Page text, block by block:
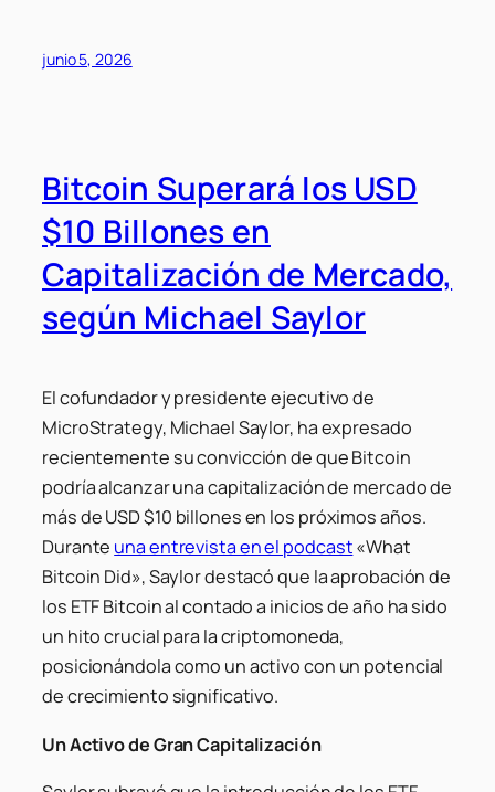
junio 5, 2026
Bitcoin Superará los USD
$10 Billones en
Capitalización de Mercado,
según Michael Saylor
El cofundador y presidente ejecutivo de
MicroStrategy, Michael Saylor, ha expresado
recientemente su convicción de que Bitcoin
podría alcanzar una capitalización de mercado de
más de USD $10 billones en los próximos años.
Durante una entrevista en el podcast«What
Bitcoin Did», Saylor destacó que la aprobación de
los ETF Bitcoin al contado a inicios de año ha sido
un hito crucial para la criptomoneda,
posicionándola como un activo con un potencial
de crecimiento significativo.
Un Activo de Gran Capitalización